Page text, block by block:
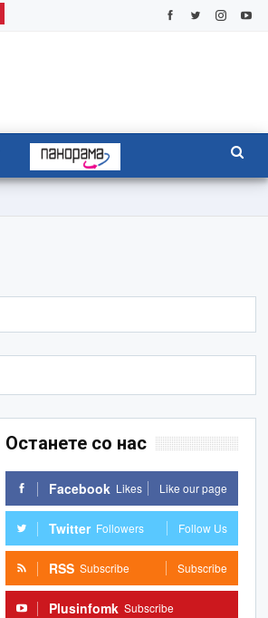
Останете со нас
Facebook Likes Like our page
Twitter Followers Follow Us
RSS Subscribe Subscribe
Plusinfomk Subscribe